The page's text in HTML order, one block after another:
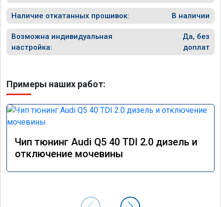
Наличие откатанных прошивок: В наличии
Возможна индивидуальная
настройка:
Да, без
доплат
Примеры наших работ:
Чип тюнинг Audi Q5 40 TDI 2.0 дизель и
отключение мочевины